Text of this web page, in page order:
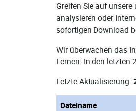
Greifen Sie auf
analysieren oder
sofortigen Download
Wir überwachen das
Lernen: In den letzten
Letzte Aktualisierung:
Dateiname